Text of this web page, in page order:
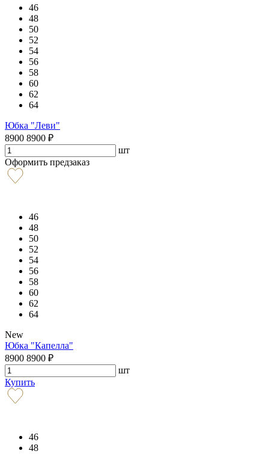
46
48
50
52
54
56
58
60
62
64
Юбка "Леви"
8900 8900 ₽
шт
Оформить предзаказ
46
48
50
52
54
56
58
60
62
64
New
Юбка "Капелла"
8900 8900 ₽
шт
Купить
46
48